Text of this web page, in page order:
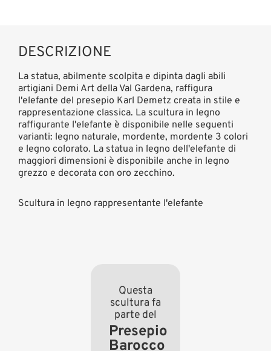
DESCRIZIONE
La statua, abilmente scolpita e dipinta dagli abili
artigiani Demi Art della Val Gardena, raffigura
l'elefante del presepio Karl Demetz creata in stile e
rappresentazione classica. La scultura in legno
raffigurante l'elefante è disponibile nelle seguenti
varianti: legno naturale, mordente, mordente 3 colori
e legno colorato. La statua in legno dell'elefante di
maggiori dimensioni è disponibile anche in legno
grezzo e decorata con oro zecchino.
Scultura in legno rappresentante l'elefante
Questa
scultura fa
parte del
Presepio
Barocco